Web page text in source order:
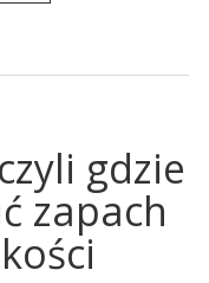
gdzie
zapach